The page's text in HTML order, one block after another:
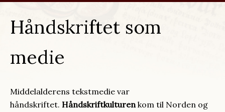
Håndskriftet som
medie
Middelalderens tekstmedie var
håndskriftet. Håndskriftkulturenkom til Norden og